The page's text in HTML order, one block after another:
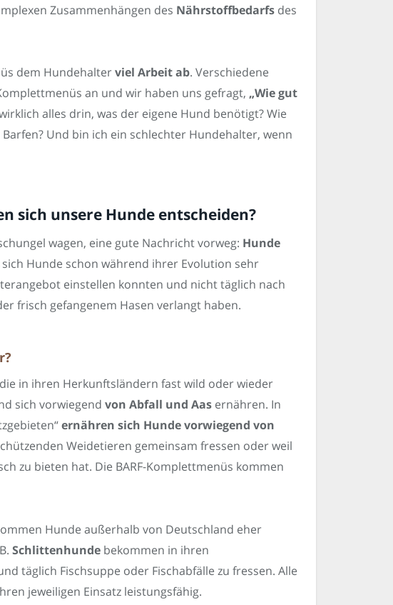
Zusammenhängen des Nährstoffbedarfs des
dem Hundehalterviel Arbeit ab. Verschiedene
an und wir haben uns gefragt, „Wie gut
alles drin, was der eigene Hund benötigt? Wie
Und bin ich ein schlechter Hundehalter, wenn
sich unsere Hunde entscheiden?
wagen, eine gute Nachricht vorweg: Hunde
Hunde schon während ihrer Evolution sehr
einstellen konnten und nicht täglich nach
frisch gefangenem Hasen verlangt haben.
in ihren Herkunftsländern fast wild oder wieder
sich vorwiegend von Abfall und Aas ernähren. In
ernähren sich Hunde vorwiegend von
Weidetieren gemeinsam fressen oder weil
zu bieten hat. Die BARF-Komplettmenüs kommen
Hunde außerhalb von Deutschland eher
Schlittenhunde bekommen in ihren
täglich Fischsuppe oder Fischabfälle zu fressen. Alle
jeweiligen Einsatz leistungsfähig.